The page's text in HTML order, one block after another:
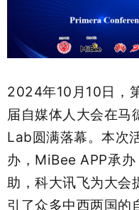
2024年10月10日，
届自媒体人大会在
Lab圆满落幕。本次
办，MiBee APP承
助，科大讯飞为大会
引了众多中西两国的